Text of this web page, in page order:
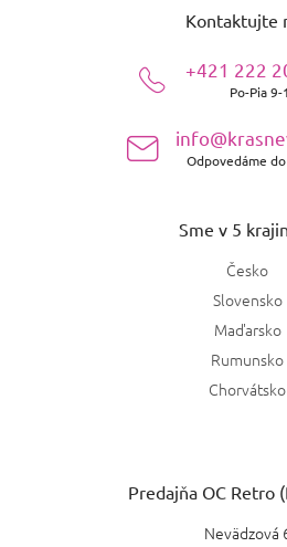
Kontaktujte
+421 222
Po-Pia 9-
Odpovedáme
Sme v 5
Česko
Slovensko
Maďarsko
Rumunsko
Chorvátsko
Predajňa OC Retro
Nevädzová